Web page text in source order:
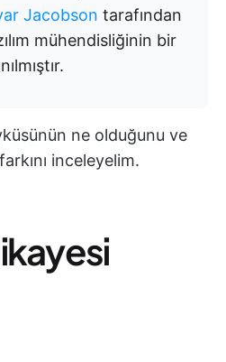
Jacobson tarafından
mühendisliğinin bir
ne olduğunu ve
inceleyelim.